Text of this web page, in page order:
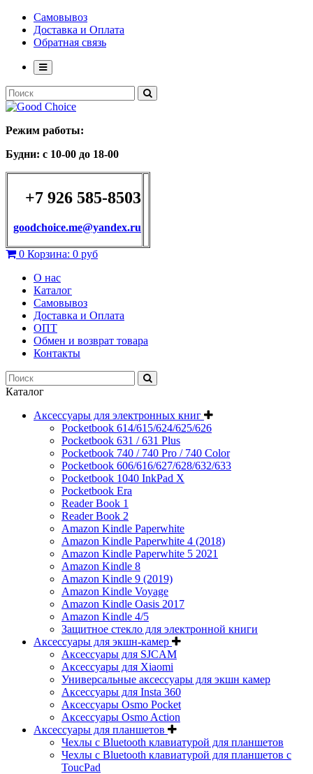
Самовывоз
Доставка и Оплата
Обратная связь
Режим работы:
Будни: с 10-00 до 18-00
+7 926 585-8503
goodchoice.me@yandex.ru
0 Корзина: 0 руб
О нас
Каталог
Самовывоз
Доставка и Оплата
ОПТ
Обмен и возврат товара
Контакты
Каталог
Аксессуары для электронных книг
Pocketbook 614/615/624/625/626
Pocketbook 631 / 631 Plus
Pocketbook 740 / 740 Pro / 740 Color
Pocketbook 606/616/627/628/632/633
Pocketbook 1040 InkPad X
Pocketbook Era
Reader Book 1
Reader Book 2
Amazon Kindle Paperwhite
Amazon Kindle Paperwhite 4 (2018)
Amazon Kindle Paperwhite 5 2021
Amazon Kindle 8
Amazon Kindle 9 (2019)
Amazon Kindle Voyage
Amazon Kindle Oasis 2017
Amazon Kindle 4/5
Защитное стекло для электронной книги
Аксессуары для экшн-камер
Аксессуары для SJCAM
Аксессуары для Xiaomi
Универсальные аксессуары для экшн камер
Аксессуары для Insta 360
Аксессуары Osmo Pocket
Аксессуары Osmo Action
Аксессуары для планшетов
Чехлы с Bluetooth клавиатурой для планшетов
Чехлы с Bluetooth клавиатурой для планшетов с
ToucPad